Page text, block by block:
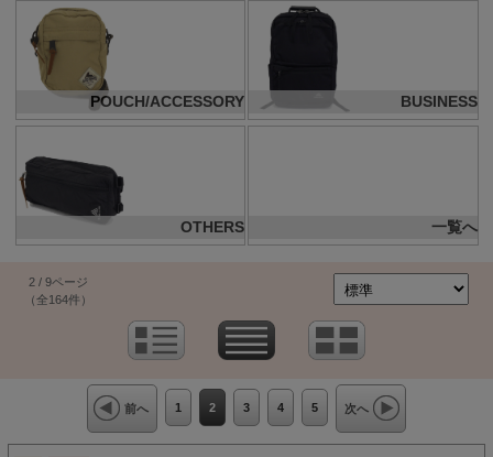
POUCH/ACCESSORY BUSINESS
OTHERS 一覧へ
2 / 9ページ
（全164件）
前へ 1 2 3 4 5 次へ